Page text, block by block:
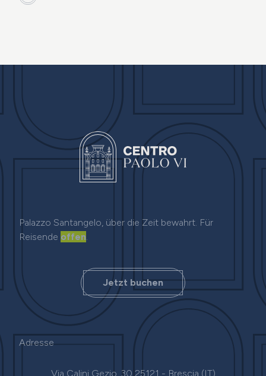
Palazzo Santangelo, über die Zeit bewahrt. Für
Reisende offen.
Jetzt buchen
Adresse
Via Calini Gezio, 30 25121 - Brescia (IT)